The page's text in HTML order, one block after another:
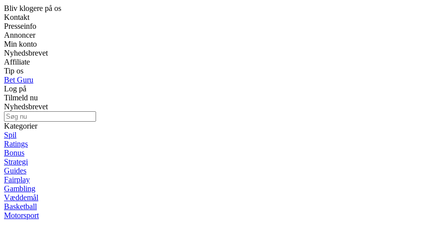
Bliv klogere på os
Kontakt
Presseinfo
Annoncer
Min konto
Nyhedsbrevet
Affiliate
Tip os
Bet Guru
Log på
Tilmeld nu
Nyhedsbrevet
Kategorier
Spil
Ratings
Bonus
Strategi
Guides
Fairplay
Gambling
Væddemål
Basketball
Motorsport